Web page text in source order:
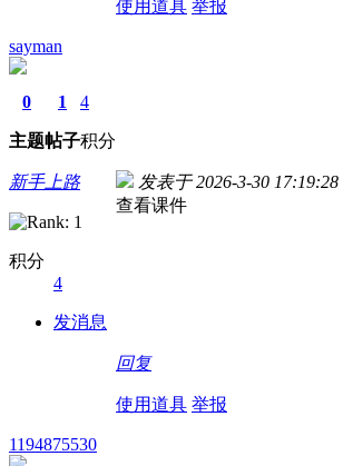
使用道具 举报
sayman
0
主题
1
帖子
4
积分
新手上路
积分
4
发消息
发表于 2026-3-30 17:19:28
查看课件
回复
使用道具 举报
1194875530